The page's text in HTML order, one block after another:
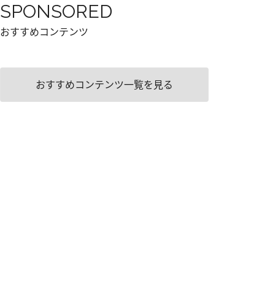
SPONSORED
おすすめコンテンツ
おすすめコンテンツ一覧を見る